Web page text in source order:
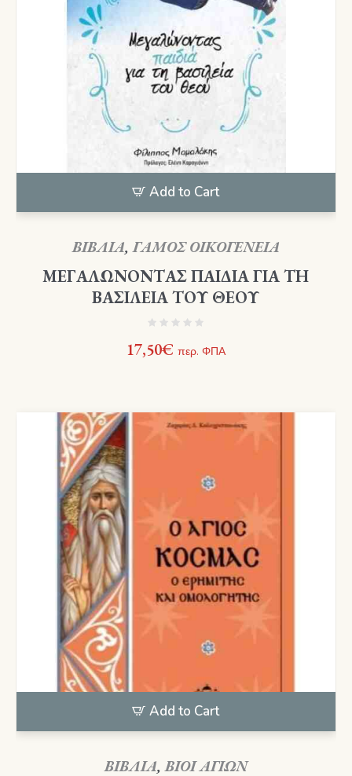
Add to Cart
ΒΙΒΛΙΑ,ΓΑΜΟΣ ΟΙΚΟΓΕΝΕΙΑ
ΜΕΓΑΛΩΝΟΝΤΑΣ ΠΑΙΔΙΑ ΓΙΑ ΤΗ
ΒΑΣΙΛΕΙΑ ΤΟΥ ΘΕΟΥ
17,50€ περ. ΦΠΑ
Add to Cart
ΒΙΒΛΙΑ,ΒΙΟΙ ΑΓΙΩΝ